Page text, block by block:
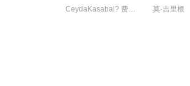
CeydaKasabal? 费拉特·阿尔拜伦 莫·吉里根